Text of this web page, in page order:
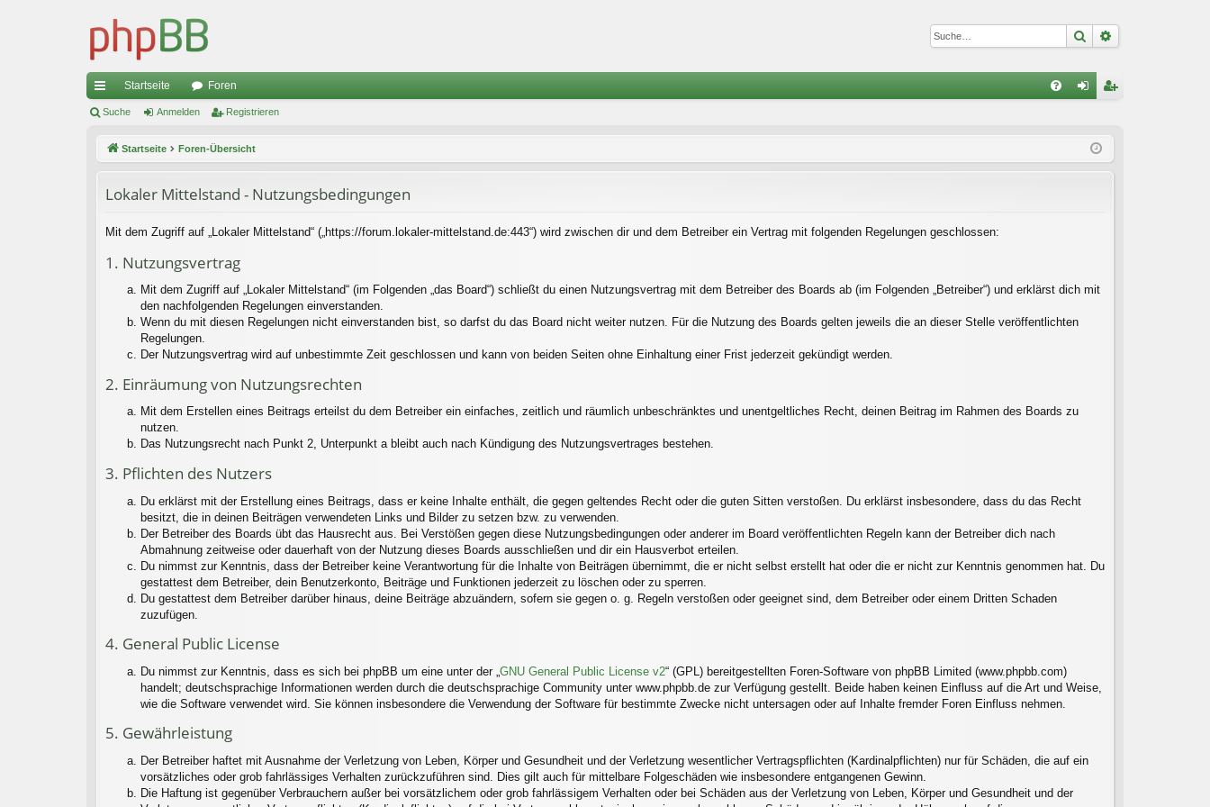
Suche
ch
Startseite Foren
ist
Suche Anmelden Registrieren
Startseite Foren-Übersicht
Lokaler Mittelstand - Nutzungsbedingungen
Mit dem Zugriff auf „Lokaler Mittelstand“ („https://forum.lokaler-mittelstand.de:443“) wird zwischen dir und dem Betreiber ein Vertrag mit folgenden Regelungen geschlossen:
1. Nutzungsvertrag
Mit dem Zugriff auf „Lokaler Mittelstand“ (im Folgenden „das Board“) schließt du einen Nutzungsvertrag mit dem Betreiber des Boards ab (im Folgenden „Betreiber“) und erklärst dich mit
den nachfolgenden Regelungen einverstanden.
Wenn du mit diesen Regelungen nicht einverstanden bist, so darfst du das Board nicht weiter nutzen. Für die Nutzung des Boards gelten jeweils die an dieser Stelle veröffentlichten
Regelungen.
Der Nutzungsvertrag wird auf unbestimmte Zeit geschlossen und kann von beiden Seiten ohne Einhaltung einer Frist jederzeit gekündigt werden.
2. Einräumung von Nutzungsrechten
Mit dem Erstellen eines Beitrags erteilst du dem Betreiber ein einfaches, zeitlich und räumlich unbeschränktes und unentgeltliches Recht, deinen Beitrag im Rahmen des Boards zu
nutzen.
Das Nutzungsrecht nach Punkt 2, Unterpunkt a bleibt auch nach Kündigung des Nutzungsvertrages bestehen.
3. Pflichten des Nutzers
Du erklärst mit der Erstellung eines Beitrags, dass er keine Inhalte enthält, die gegen geltendes Recht oder die guten Sitten verstoßen. Du erklärst insbesondere, dass du das Recht
besitzt, die in deinen Beiträgen verwendeten Links und Bilder zu setzen bzw. zu verwenden.
Der Betreiber des Boards übt das Hausrecht aus. Bei Verstößen gegen diese Nutzungsbedingungen oder anderer im Board veröffentlichten Regeln kann der Betreiber dich nach
Abmahnung zeitweise oder dauerhaft von der Nutzung dieses Boards ausschließen und dir ein Hausverbot erteilen.
Du nimmst zur Kenntnis, dass der Betreiber keine Verantwortung für die Inhalte von Beiträgen übernimmt, die er nicht selbst erstellt hat oder die er nicht zur Kenntnis genommen hat. Du
gestattest dem Betreiber, dein Benutzerkonto, Beiträge und Funktionen jederzeit zu löschen oder zu sperren.
Du gestattest dem Betreiber darüber hinaus, deine Beiträge abzuändern, sofern sie gegen o. g. Regeln verstoßen oder geeignet sind, dem Betreiber oder einem Dritten Schaden
zuzufügen.
4. General Public License
Du nimmst zur Kenntnis, dass es sich bei phpBB um eine unter der „ GNU General Public License v2“ (GPL) bereitgestellten Foren-Software von phpBB Limited (www.phpbb.com)
handelt; deutschsprachige Informationen werden durch die deutschsprachige Community unter www.phpbb.de zur Verfügung gestellt. Beide haben keinen Einfluss auf die Art und Weise,
wie die Software verwendet wird. Sie können insbesondere die Verwendung der Software für bestimmte Zwecke nicht untersagen oder auf Inhalte fremder Foren Einfluss nehmen.
5. Gewährleistung
Der Betreiber haftet mit Ausnahme der Verletzung von Leben, Körper und Gesundheit und der Verletzung wesentlicher Vertragspflichten (Kardinalpflichten) nur für Schäden, die auf ein
vorsätzliches oder grob fahrlässiges Verhalten zurückzuführen sind. Dies gilt auch für mittelbare Folgeschäden wie insbesondere entgangenen Gewinn.
Die Haftung ist gegenüber Verbrauchern außer bei vorsätzlichem oder grob fahrlässigem Verhalten oder bei Schäden aus der Verletzung von Leben, Körper und Gesundheit und der